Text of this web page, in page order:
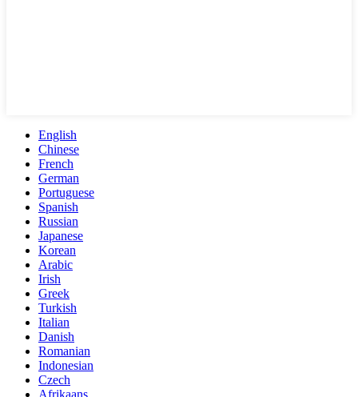
English
Chinese
French
German
Portuguese
Spanish
Russian
Japanese
Korean
Arabic
Irish
Greek
Turkish
Italian
Danish
Romanian
Indonesian
Czech
Afrikaans